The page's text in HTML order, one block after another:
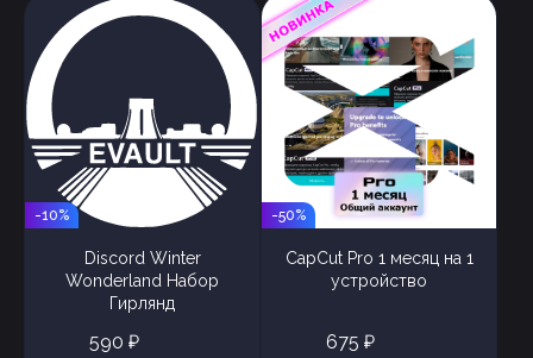
-10%
Discord Winter
Wonderland Набор
Гирлянд
590 ₽
-50%
CapCut Pro 1 месяц на 1
устройство
675 ₽